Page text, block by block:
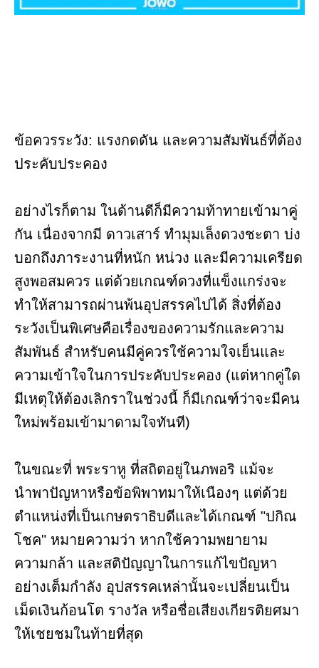
ข้อควรระวัง: แรงกดดัน และความสัมพันธ์ที่ต้อง
ประคับประคอง
อย่างไรก็ตาม ในด้านดีก็มีความท้าทายเข้ามาคู่
กัน เนื่องจากมี ดาวเสาร์ ทำมุมเล็งดวงชะตา บ่ง
บอกถึงภาระงานที่หนัก หน่วง และมีความเครียด
สูงพอสมควร แต่ด้วยเกณฑ์ดวงที่แข็งแกร่งจะ
ทำให้สามารถผ่านพ้นอุปสรรคไปได้ สิ่งที่ต้อง
ระวังเป็นพิเศษคือเรื่องของความรักและความ
สัมพันธ์ สำหรับคนมีคู่ควรใช้ความใจเย็นและ
ความเข้าใจในการประคับประคอง (แต่หากคู่ใด
มีเหตุให้ต้องเลิกราในช่วงนี้ ก็มีเกณฑ์ว่าจะมีคน
ใหม่พร้อมเข้ามาดามใจทันที)
ในขณะที่ พระราหู ที่สถิตอยู่ในภพอริ แม้จะ
นำพาปัญหาหรือข้อพิพาทมาให้เนืองๆ แต่ด้วย
ตำแหน่งที่เป็นเกษตราธิบดีและได้เกณฑ์ "ปกิณ
โชค" หมายความว่า หากใช้ความพยายาม
ความกล้า และสติปัญญาในการแก้ไขปัญหา
อย่างเต็มกำลัง อุปสรรคเหล่านั้นจะเปลี่ยนเป็น
เม็ดเงินก้อนโต รางวัล หรือชื่อเสียงเกียรติยศมา
ให้เชยชมในท้ายที่สุด